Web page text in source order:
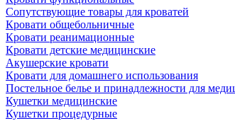
Сопутствующие товары для кроватей
Кровати общебольничные
Кровати реанимационные
Кровати детские медицинские
Акушерские кровати
Кровати для домашнего использования
Постельное белье и принадлежности для
Кушетки медицинские
Кушетки процедурные